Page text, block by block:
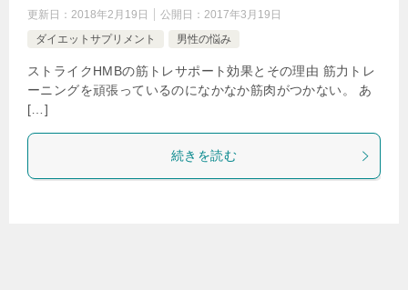
更新日： 2018年2月19日 公開日： 2017年3月19日
ダイエットサプリメント
男性の悩み
ストライクHMBの筋トレサポート効果とその理由 筋力トレ
ーニングを頑張っているのになかなか筋肉がつかない。 あ
[…]
続きを読む